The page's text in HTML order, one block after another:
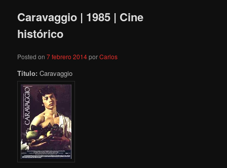
Caravaggio | 1985 | Cine
histórico
Posted on7 febrero 2014porCarlos
Título:Caravaggio